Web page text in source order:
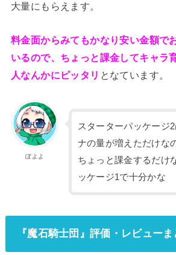
大量にもらえます。
料金面からみてもかなり安い金額で
いるので、ちょっと課金してキャラ
人なんかにピッタリ となています。
ぽよよ
スターターパッケージ
ナの量が増えただけな
ちょっと課金するだけ
ッケージ1で十分かな
『魔石騎士団』評価・レビュー